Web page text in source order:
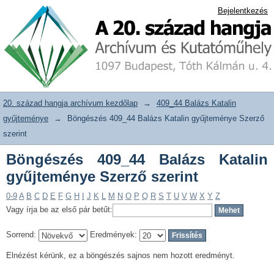
Böngészés 409_44 Balázs Katalin
gyűjteménye Szerző szerint
20. század hangja archívum adattár Bejelentkezés
20. század hangja archívum kezdőlap →
409_44 Balázs Katalin
gyűjteménye
→
Böngészés 409_44 Balázs Katalin gyűjteménye Szerző
szerint
Böngészés 409_44 Balázs Katalin
gyűjteménye Szerző szerint
0-9 A B C D E F G H J K L M N O P Q R S T U V W X Y Z
Vagy írja be az első pár betűt:
Sorrend: Eredmények:
Elnézést kérünk, ez a böngészés sajnos nem hozott eredményt.